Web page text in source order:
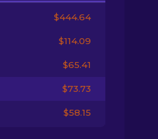
$444.64
$114.09
$65.41
$73.73
$58.15